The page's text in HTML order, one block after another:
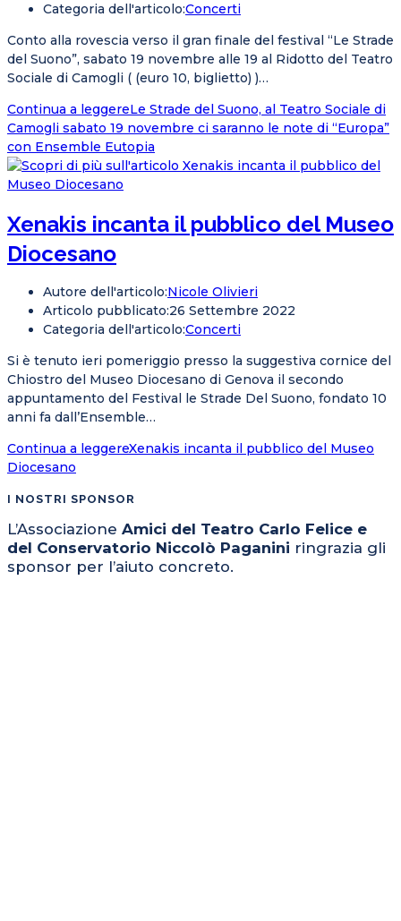
Categoria dell'articolo:Concerti
Conto alla rovescia verso il gran finale del festival “Le Strade
del Suono”, sabato 19 novembre alle 19 al Ridotto del Teatro
Sociale di Camogli ( (euro 10, biglietto) )…
Continua a leggereLe Strade del Suono, al Teatro Sociale di
Camogli sabato 19 novembre ci saranno le note di “Europa”
con Ensemble Eutopia
Xenakis incanta il pubblico del Museo
Diocesano
Autore dell'articolo:Nicole Olivieri
Articolo pubblicato:26 Settembre 2022
Categoria dell'articolo:Concerti
Si è tenuto ieri pomeriggio presso la suggestiva cornice del
Chiostro del Museo Diocesano di Genova il secondo
appuntamento del Festival le Strade Del Suono, fondato 10
anni fa dall’Ensemble…
Continua a leggereXenakis incanta il pubblico del Museo
Diocesano
I NOSTRI SPONSOR
L’Associazione Amici del Teatro Carlo Felice e
del Conservatorio Niccolò Paganini ringrazia gli
sponsor per l’aiuto concreto.